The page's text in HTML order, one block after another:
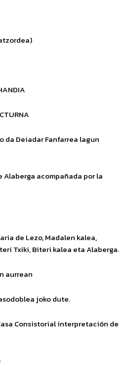
Deiadar Fanfarrea lagun
Alaberga acompañada por la
de Lezo, Madalen kalea,
Txiki, Biteri kalea eta Alaberga.
aurrean
joko dute.
Consistorial interpretación de
: